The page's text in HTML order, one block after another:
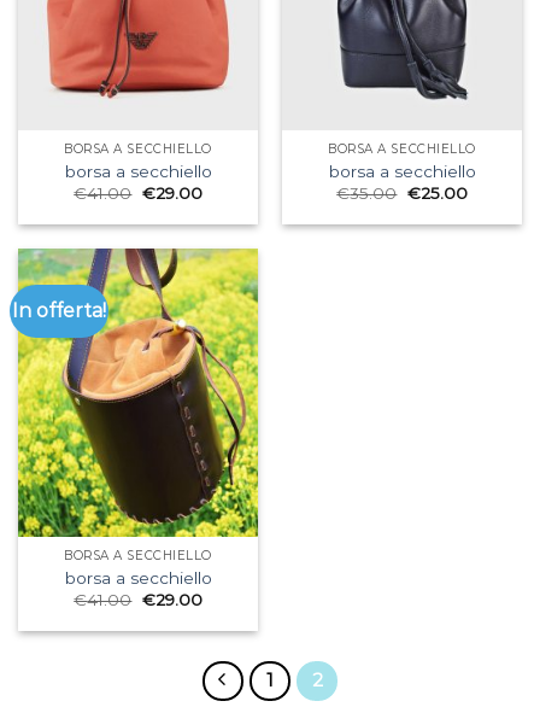
BORSA A SECCHIELLO
borsa a secchiello
€41.00 €29.00
BORSA A SECCHIELLO
borsa a secchiello
€35.00 €25.00
In offerta!
BORSA A SECCHIELLO
borsa a secchiello
€41.00 €29.00
1 2